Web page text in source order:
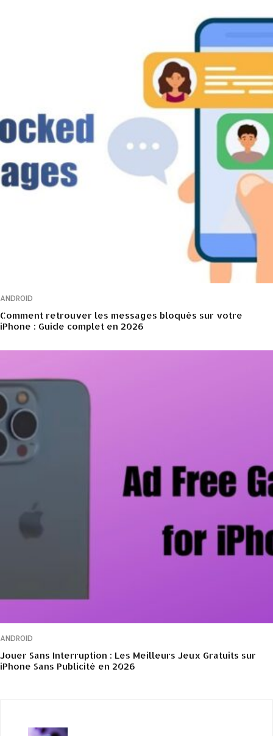
ANDROID
Comment retrouver les messages bloqués sur votre
iPhone : Guide complet en 2026
ANDROID
Jouer Sans Interruption : Les Meilleurs Jeux Gratuits sur
iPhone Sans Publicité en 2026